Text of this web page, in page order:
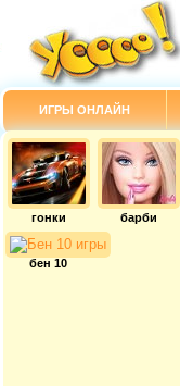
ИГРЫ ОНЛАЙН
гонки барби
бен 10